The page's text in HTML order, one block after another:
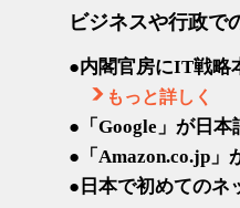
ビジネスや行政で
内閣官房にIT戦略
もっと詳しく
「Google」が日
「Amazon.co.jp
日本で初めてのネ